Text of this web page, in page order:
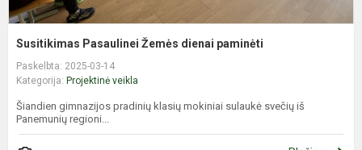
Susitikimas Pasaulinei Žemės dienai paminėti
Paskelbta: 2025-03-14
Kategorija: Projektinė veikla
Šiandien gimnazijos pradinių klasių mokiniai sulaukė svečių iš
Panemunių regioni...